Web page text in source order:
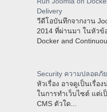
Delivery
วีดีโอบันทึกจากงาน
2014 ที่ผ่านมา ในหัวข้
Docker and
Security ความปลอดภั
หัวเรื่อง อาจดูเป็นเรื่อ
ในการทำเว็บไซต์ แต่เ
CMS ตัวใด...